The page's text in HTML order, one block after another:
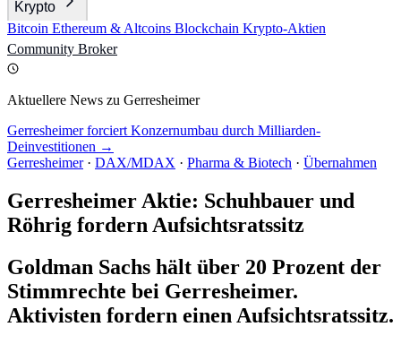
Krypto
Bitcoin Ethereum & Altcoins Blockchain Krypto-Aktien
Community Broker
Aktuellere News zu Gerresheimer
Gerresheimer forciert Konzernumbau durch Milliarden-
Deinvestitionen →
Gerresheimer · DAX/MDAX · Pharma & Biotech · Übernahmen
Gerresheimer Aktie: Schuhbauer und
Röhrig fordern Aufsichtsratssitz
Goldman Sachs hält über 20 Prozent der
Stimmrechte bei Gerresheimer.
Aktivisten fordern einen Aufsichtsratssitz.